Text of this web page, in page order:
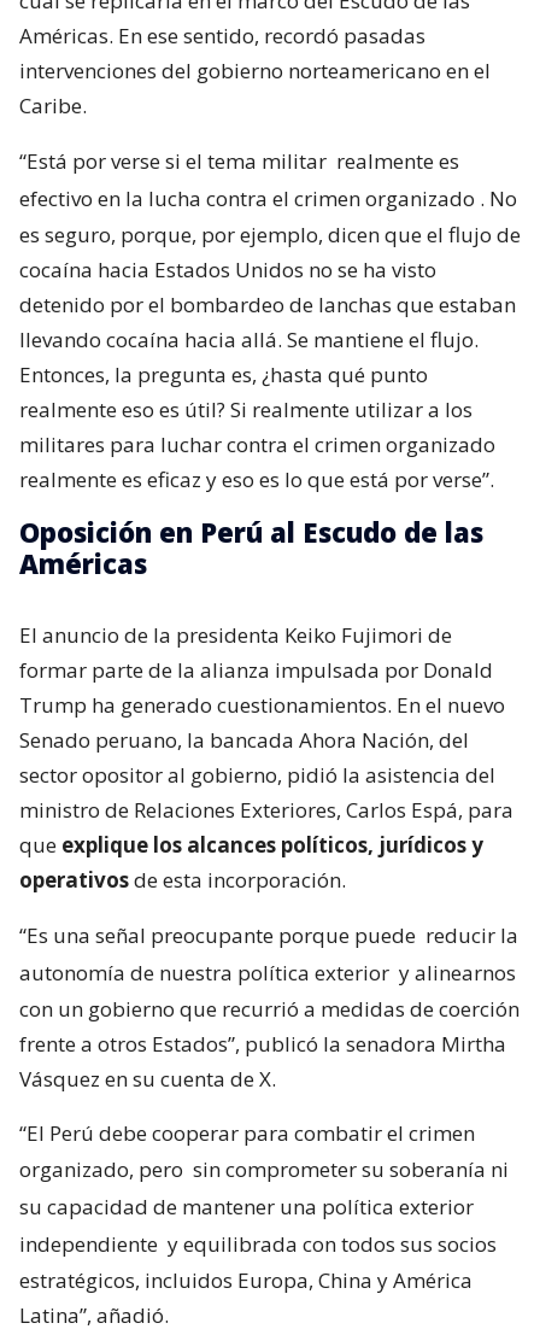
Américas. En ese sentido, recordó pasadas
intervenciones del gobierno norteamericano en el
Caribe.
“Está por verse si el tema militar realmente es
efectivo en la lucha contra el crimen organizado . No
es seguro, porque, por ejemplo, dicen que el flujo de
cocaína hacia Estados Unidos no se ha visto
detenido por el bombardeo de lanchas que estaban
llevando cocaína hacia allá. Se mantiene el flujo.
Entonces, la pregunta es, ¿hasta qué punto
realmente eso es útil? Si realmente utilizar a los
militares para luchar contra el crimen organizado
realmente es eficaz y eso es lo que está por verse”.
Oposición en Perú al Escudo de las
Américas
El anuncio de la presidenta Keiko Fujimori de
formar parte de la alianza impulsada por Donald
Trump ha generado cuestionamientos. En el nuevo
Senado peruano, la bancada Ahora Nación, del
sector opositor al gobierno, pidió la asistencia del
ministro de Relaciones Exteriores, Carlos Espá, para
que explique los alcances políticos, jurídicos y
operativosde esta incorporación.
“Es una señal preocupante porque puede reducir la
autonomía de nuestra política exterior y alinearnos
con un gobierno que recurrió a medidas de coerción
frente a otros Estados”, publicó la senadora Mirtha
Vásquez en su cuenta de X.
“El Perú debe cooperar para combatir el crimen
organizado, pero sin comprometer su soberanía ni
su capacidad de mantener una política exterior
independiente y equilibrada con todos sus socios
estratégicos, incluidos Europa, China y América
Latina”, añadió.